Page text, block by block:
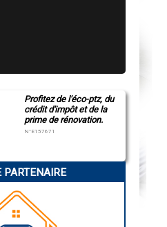
Profitez de l'éco-ptz, du
crédit d'impôt et de la
prime de rénovation.
N°E157671
PARTENAIRE